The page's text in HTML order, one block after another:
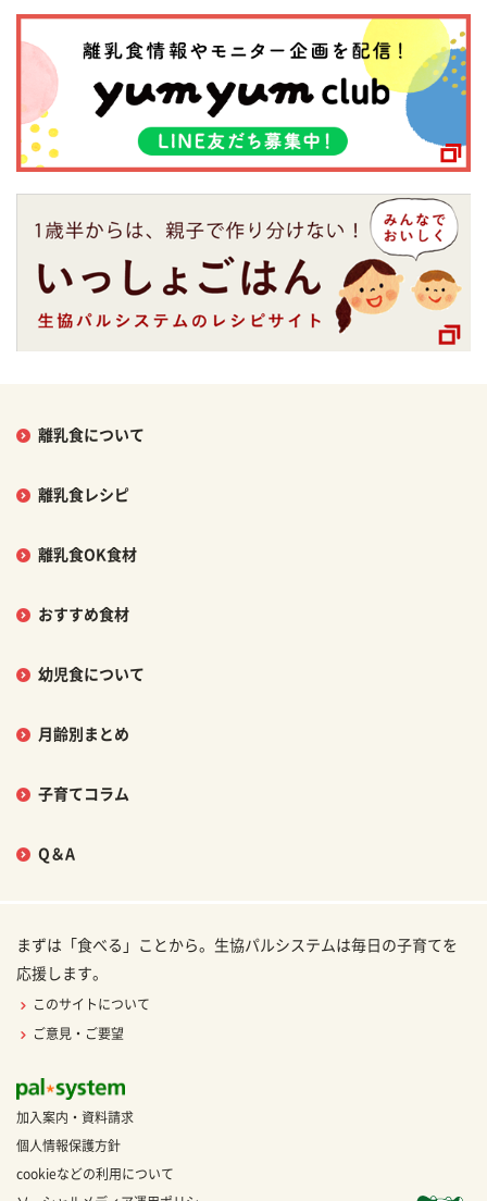
離乳食について
離乳食レシピ
離乳食OK食材
おすすめ食材
幼児食について
月齢別まとめ
子育てコラム
Q＆A
まずは「食べる」ことから。生協パルシステムは毎日の子育てを
応援します。
このサイトについて
ご意見・ご要望
加入案内・資料請求
個人情報保護方針
cookieなどの利用について